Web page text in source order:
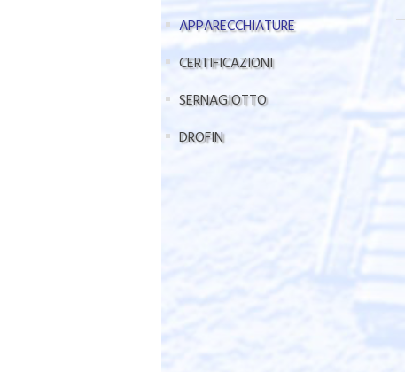
APPARECCHIATURE
CERTIFICAZIONI
SERNAGIOTTO
DROFIN